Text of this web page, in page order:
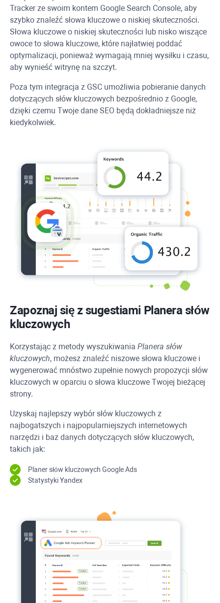
Trackerze swoim kontem Google Search Console, aby
szybko znaleźć słowa kluczowe o niskiej skuteczności.
Słowa kluczowe o niskiej skuteczności lub nisko wiszące
owoce to słowa kluczowe, które najłatwiej poddać
optymalizacji, ponieważ wymagają mniej wysiłku i czasu,
aby wynieść witrynę na szczyt.
Poza tym integracja z GSC umożliwia pobieranie danych
dotyczących słów kluczowych bezpośrednio z Google,
dzięki czemu Twoje dane SEO będą dokładniejsze niż
kiedykolwiek.
Zapoznaj się z sugestiami Planera słów
kluczowych
Korzystając z metody wyszukiwania Planera słów
kluczowych, możesz znaleźć niszowe słowa kluczowe i
wygenerować mnóstwo zupełnie nowych propozycji słów
kluczowych w oparciu o słowa kluczowe Twojej bieżącej
strony.
Uzyskaj najlepszy wybór słów kluczowych z
najbogatszych i najpopularniejszych internetowych
narzędzi i baz danych dotyczących słów kluczowych,
takich jak:
Planer słów kluczowych Google Ads
Statystyki Yandex